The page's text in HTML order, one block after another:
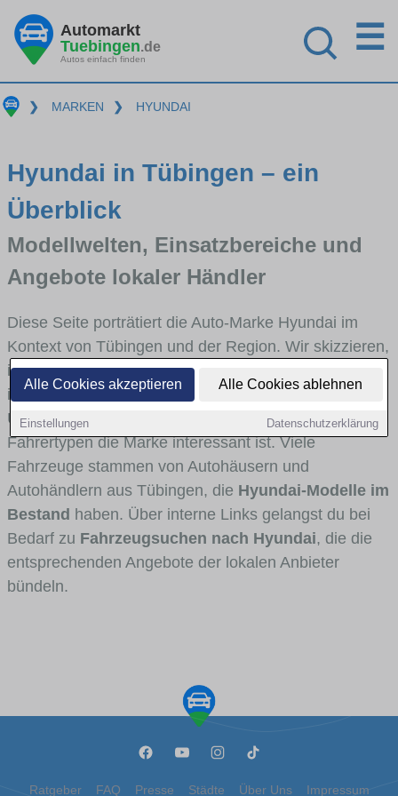
Alle Cookies akzeptieren Alle Cookies ablehnen
Einstellungen Datenschutzerklärung
Automarkt
Tuebingen.de
Autos einfach finden
☰
❯ MARKEN ❯ HYUNDAI
Hyundai in Tübingen – ein
Überblick
Modellwelten, Einsatzbereiche und
Angebote lokaler Händler
Diese Seite porträtiert die Auto-Marke Hyundai im
Kontext von Tübingen und der Region. Wir skizzieren,
in welchen Fahrzeugklassen Hyundai stark vertreten
ist, welche Modellreihen häufig im Stadt- und
Umlandverkehr zu sehen sind und für welche
Fahrertypen die Marke interessant ist. Viele
Fahrzeuge stammen von Autohäusern und
Autohändlern aus Tübingen, die Hyundai-Modelle im
Bestand haben. Über interne Links gelangst du bei
Bedarf zu Fahrzeugsuchen nach Hyundai, die die
entsprechenden Angebote der lokalen Anbieter
bündeln.
Ratgeber FAQ Presse Städte Über Uns Impressum